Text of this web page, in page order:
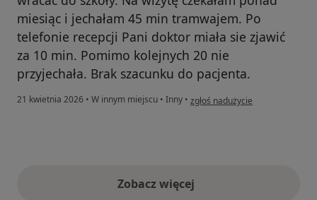
miesiąc i jechałam 45 min tramwajem. Po
telefonie recepcji Pani doktor miała sie zjawić
za 10 min. Pomimo kolejnych 20 nie
przyjechała. Brak szacunku do pacjenta.
21 kwietnia 2026 • W innym miejscu • Inny • w opinii użytkownika Katarzyna
zgłoś nadużycie
Zobacz więcejopinie powyżej